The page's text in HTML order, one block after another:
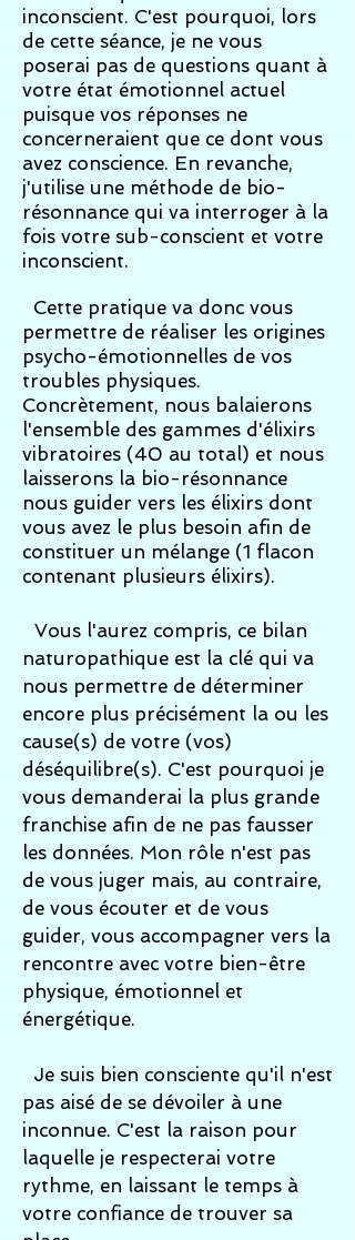
inconscient. C'est pourquoi, lors
de cette séance, je ne vous
poserai pas de questions quant à
votre état émotionnel actuel
puisque vos réponses ne
concerneraient que ce dont vous
avez conscience. En revanche,
j'utilise une méthode de bio-
résonnance qui va interroger à la
fois votre sub-conscient et votre
inconscient.
Cette pratique va donc vous
permettre de réaliser les origines
psycho-émotionnelles de vos
troubles physiques.
Concrètement, nous balaierons
l'ensemble des gammes d'élixirs
vibratoires (40 au total) et nous
laisserons la bio-résonnance
nous guider vers les élixirs dont
vous avez le plus besoin afin de
constituer un mélange (1 flacon
contenant plusieurs élixirs).
Vous l'aurez compris, ce bilan
naturopathique est la clé qui va
nous permettre de déterminer
encore plus précisément la ou les
cause(s) de votre (vos)
déséquilibre(s). C'est pourquoi je
vous demanderai la plus grande
franchise afin de ne pas fausser
les données. Mon rôle n'est pas
de vous juger mais, au contraire,
de vous écouter et de vous
guider, vous accompagner vers la
rencontre avec votre bien-être
physique, émotionnel et
énergétique.
Je suis bien consciente qu'il n'est
pas aisé de se dévoiler à une
inconnue. C'est la raison pour
laquelle je respecterai votre
rythme, en laissant le temps à
votre confiance de trouver sa